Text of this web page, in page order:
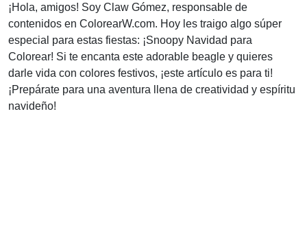
¡Hola, amigos! Soy Claw Gómez, responsable de
contenidos en ColorearW.com. Hoy les traigo algo súper
especial para estas fiestas: ¡Snoopy Navidad para
Colorear! Si te encanta este adorable beagle y quieres
darle vida con colores festivos, ¡este artículo es para ti!
¡Prepárate para una aventura llena de creatividad y espíritu
navideño!